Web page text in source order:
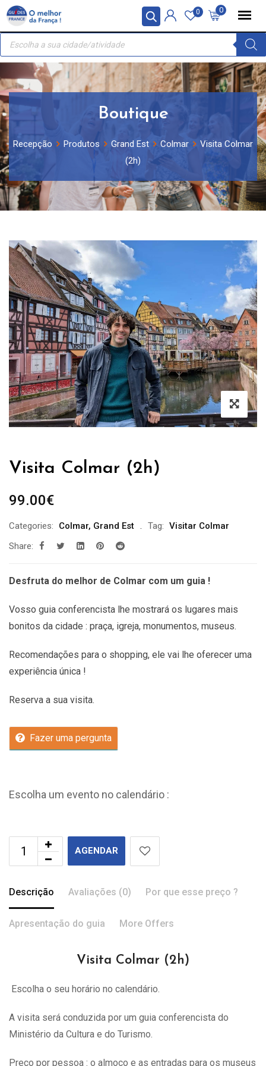
Painel de Gerenciamento de Cookies
Skip
content
0
0
Recherche
produits
Boutique
Recepção Produtos Grand Est Colmar
Visita Colmar
(2h)
Visita Colmar (2h)
99.00€
Categories: Colmar, Grand Est Tag: Visitar Colmar
Share:
Desfruta do melhor de Colmar com um guia !
Vosso guia conferencista lhe mostrará os lugares mais
bonitos da cidade : praça, igreja, monumentos, museus.
Recomendações para o shopping, ele vai lhe oferecer uma
experiência única !
Reserva a sua visita.
Fazer uma pergunta
Escolha um evento no calendário :
AGENDAR
Descrição Avaliações (0) Por que esse preço ?
Apresentação do guia More Offers
Visita Colmar (2h)
Escolha o seu horário no calendário.
A visita será conduzida por um guia conferencista do
Ministério da Cultura e do Turismo.
Preço por pessoa : o almoço e as entradas para os museus